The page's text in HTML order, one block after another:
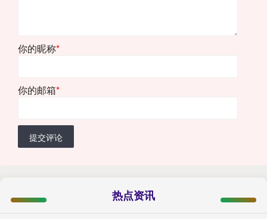
你的昵称*
你的邮箱*
提交评论
热点资讯